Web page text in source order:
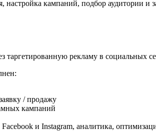
настройка кампаний, подбор аудитории и
таргетированную рекламу в социальных
/ продажу
кампаний
и Instagram, аналитика,